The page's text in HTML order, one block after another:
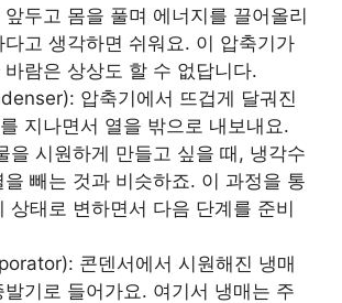
두고 몸을 풀며 에너지를 끌어올리
고 생각하면 쉬워요. 이 압축기가
람은 상상도 할 수 없답니다.
압축기에서 뜨겁게 달궈진
지나면서 열을 밖으로 내보내요.
을 시원하게 만들고 싶을 때, 냉각수
빼는 것과 비슷하죠. 이 과정을 통
상태로 변하면서 다음 단계를 준비
콘덴서에서 시원해진 냉매
기로 들어가요. 여기서 냉매는 주